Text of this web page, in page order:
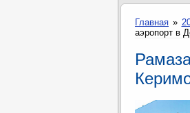
Главная »
аэропорт в